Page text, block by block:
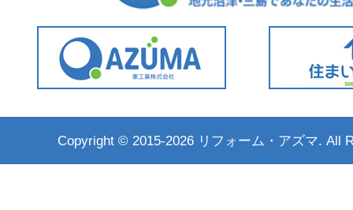
Copyright © 2015-2026 リフォーム・アズマ. All